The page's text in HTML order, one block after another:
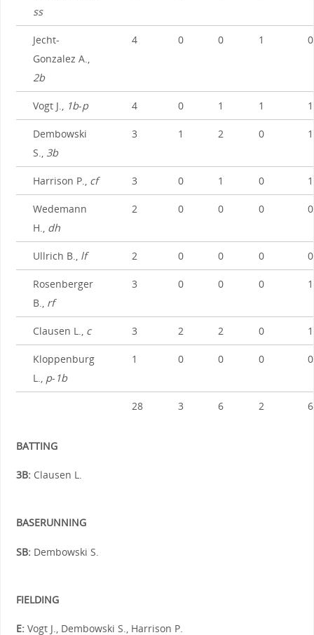
ss
Jecht-
Gonzalez A.,
2b
4 0 0 1 0
Vogt J., 1b-p 4 0 1 1 1
Dembowski
S., 3b
3 1 2 0 1
Harrison P., cf 3 0 1 0 1
Wedemann
H., dh
2 0 0 0 0
Ullrich B., lf 2 0 0 0 0
Rosenberger
B., rf
3 0 0 0 1
Clausen L., c 3 2 2 0 1
Kloppenburg
L., p- 1b
1 0 0 0 0
28 3 6 2 6
BATTING
3B:Clausen L.
BASERUNNING
SB:Dembowski S.
FIELDING
E:Vogt J., Dembowski S., Harrison P.